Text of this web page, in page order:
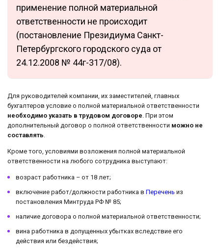
применение полной материальной
ответственности не происходит
(постановление Президиума Санкт-
Петербургского городского суда от
24.12.2008 № 44г-317/08).
Для руководителей компании, их заместителей, главных
бухгалтеров условие о полной материальной ответственности
необходимо указать в трудовом договоре. При этом
дополнительный договор о полной ответственности можно не
составлять.
Кроме того, условиями возложения полной материальной
ответственности на любого сотрудника выступают:
возраст работника – от 18 лет;
включение работ/должности работника в Перечень из
постановления Минтруда РФ № 85;
наличие договора о полной материальной ответственности;
вина работника в допущенных убытках вследствие его
действия или бездействия;